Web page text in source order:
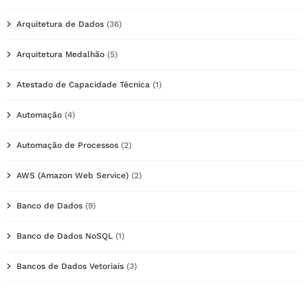
Arquitetura de Dados (36)
Arquitetura Medalhão (5)
Atestado de Capacidade Técnica (1)
Automação (4)
Automação de Processos (2)
AWS (Amazon Web Service) (2)
Banco de Dados (9)
Banco de Dados NoSQL (1)
Bancos de Dados Vetoriais (3)